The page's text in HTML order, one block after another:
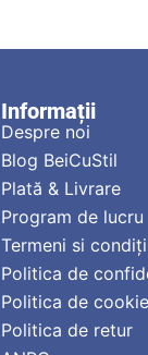
Informații
Despre noi
Blog BeiCuStil
Plată & Livrare
Program de lucru
Termeni si
Politica de
Politica de cookie
Politica de retur